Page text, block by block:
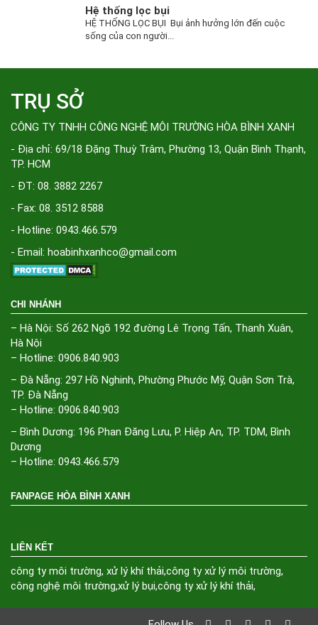
Hệ thống lọc bụi
HỆ THỐNG LỌC BỤI Bụi ảnh hưởng lớn đến cuộc
sống của con người...
TRỤ SỞ
CÔNG TY TNHH CÔNG NGHỆ MÔI TRƯỜNG HÒA BÌNH XANH
- Địa chỉ: 69/18 Đặng Thuỳ Trâm, Phường 13, Quận Bình Thạnh,
TP. HCM
- ĐT: 08. 3882 2267
- Fax: 08. 3512 8588
- Hotline: 0943.466.579
- Email: hoabinhxanhco@gmail.com
CHI NHÁNH
– Hà Nội: Số 262 Ngõ 192 đường Lê Trọng Tấn, Thanh Xuân,
Hà Nội
– Hotline: 0906.840.903
– Đà Nẵng: 297 Hồ Nghinh, Phường Phước Mỹ, Quận Sơn Trà,
TP. Đà Nẵng
– Hotline: 0906.840.903
– Bình Dương: 196 Phan Đăng Lưu, P. Hiệp An, TP. TDM, Bình
Dương
– Hotline: 0943.466.579
FANPAGE HÒA BÌNH XANH
LIÊN KẾT
công ty môi trường, xử lý khí thải,công ty xử lý môi trường,
công nghệ môi trường,xử lý bụi,công ty xử lý khí thải,